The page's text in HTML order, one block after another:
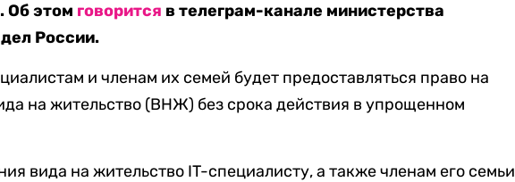
Об этом говорится в телеграм-канале министерства
России.
и членам их семей будет предоставляться право на
на жительство (ВНЖ) без срока действия в упрощенном
вида на жительство IT-специалисту, а также членам его семьи